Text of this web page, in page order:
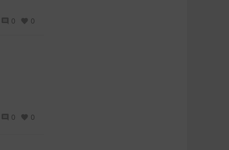
0 0
0 0